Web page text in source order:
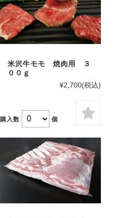
米沢牛モモ 焼肉用 ３
００ｇ
¥2,700(税込)
購入数 個